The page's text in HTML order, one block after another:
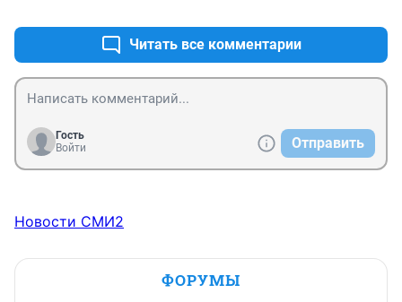
Читать все комментарии
Гость
Войти
Отправить
Новости СМИ2
ФОРУМЫ